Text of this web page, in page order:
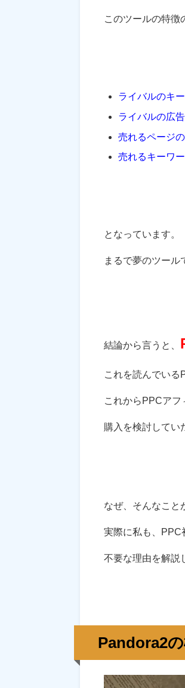
このツールの特徴
ライバルのキ
ライバルの広
売れるページ
売れるキーワ
となっています。
まるで夢のツール
結論から言うと、
これを読んでいる
これからPPCアフ
購入を検討してい
なぜ、そんなこと
実際に私も、PPC
不要な理由を解説
Pandora2